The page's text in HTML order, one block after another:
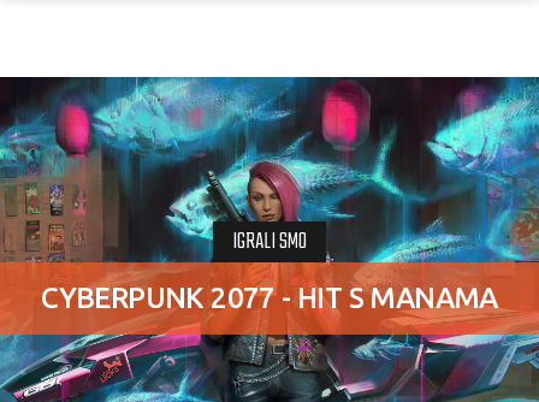
IGRALI SMO
CYBERPUNK 2077 - HIT S MANAMA